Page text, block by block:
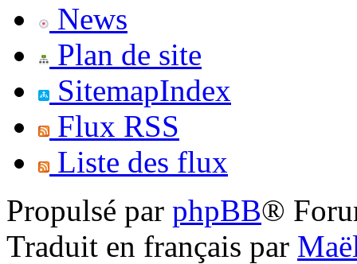
News
Plan de site
SitemapIndex
Flux RSS
Liste des flux
Propulsé par phpBB®
Traduit en français par